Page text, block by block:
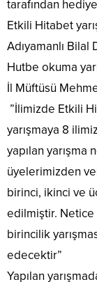
tarafından
Etkili Hitabet
Adıyamanlı
Hutbe okuma
İl Müftüsü
”İlimizde Etkili
yarışmaya 8
yapılan
üyelerimizden
birinci, ikinci ve
edilmiştir.
birincilik
edecektir”
Yapılan